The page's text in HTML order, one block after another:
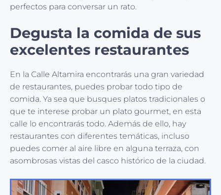
perfectos para conversar un rato.
Degusta la comida de sus
excelentes restaurantes
En la Calle Altamira encontrarás una gran variedad
de restaurantes, puedes probar todo tipo de
comida. Ya sea que busques platos tradicionales o
que te interese probar un plato gourmet, en esta
calle lo encontrarás todo. Además de ello, hay
restaurantes con diferentes temáticas, incluso
puedes comer al aire libre en alguna terraza, con
asombrosas vistas del casco histórico de la ciudad.